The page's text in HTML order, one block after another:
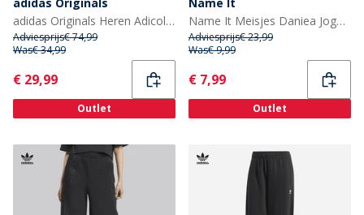
adidas Originals Heren Adicolor Superstar Velours Trainingsbroek Aurora Ivy
Adviesprijs€ 74,99
Was€ 34,99
Current
€ 29,99
Outlet
Name It Meisjes Daniea Joggers Lavendula
Adviesprijs€ 23,99
Was€ 9,99
Current
€ 7,99
Outlet